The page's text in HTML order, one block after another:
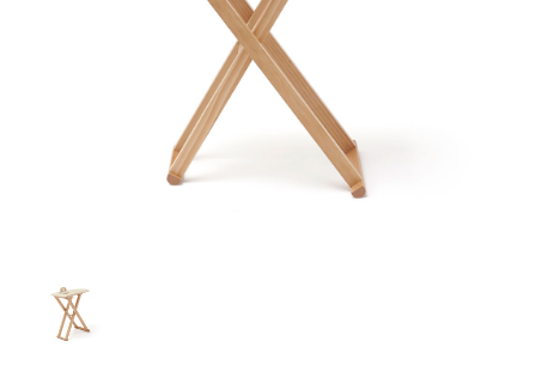
Tarvikkeet
Varaosat
Kampanjat
Lahjavinkkejä